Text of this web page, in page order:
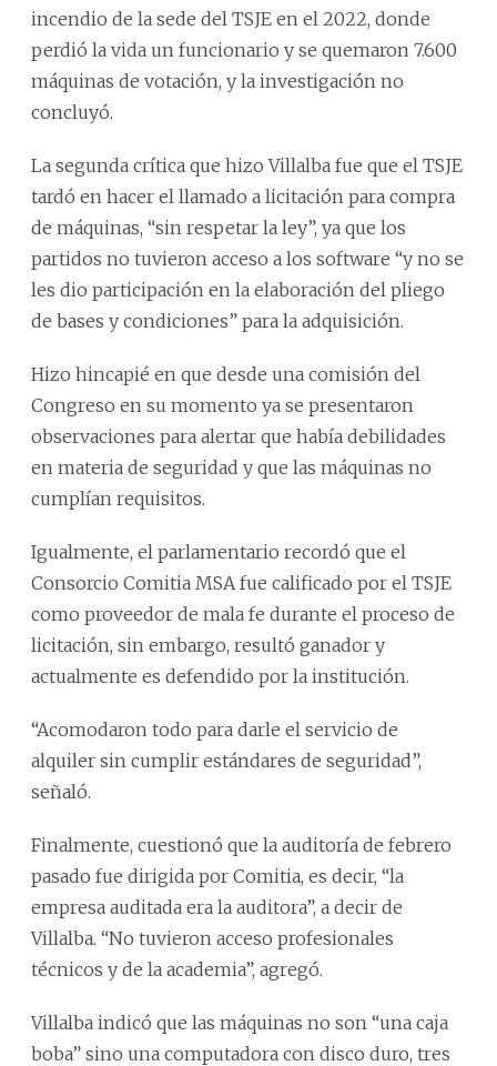
incendio de la sede del TSJE en el 2022, donde
perdió la vida un funcionario y se quemaron 7.600
máquinas de votación, y la investigación no
concluyó.
La segunda crítica que hizo Villalba fue que el TSJE
tardó en hacer el llamado a licitación para compra
de máquinas, “sin respetar la ley”, ya que los
partidos no tuvieron acceso a los software “y no se
les dio participación en la elaboración del pliego
de bases y condiciones” para la adquisición.
Hizo hincapié en que desde una comisión del
Congreso en su momento ya se presentaron
observaciones para alertar que había debilidades
en materia de seguridad y que las máquinas no
cumplían requisitos.
Igualmente, el parlamentario recordó que el
Consorcio Comitia MSA fue calificado por el TSJE
como proveedor de mala fe durante el proceso de
licitación, sin embargo, resultó ganador y
actualmente es defendido por la institución.
“Acomodaron todo para darle el servicio de
alquiler sin cumplir estándares de seguridad”,
señaló.
Finalmente, cuestionó que la auditoría de febrero
pasado fue dirigida por Comitia, es decir, “la
empresa auditada era la auditora”, a decir de
Villalba. “No tuvieron acceso profesionales
técnicos y de la academia”, agregó.
Villalba indicó que las máquinas no son “una caja
boba” sino una computadora con disco duro, tres